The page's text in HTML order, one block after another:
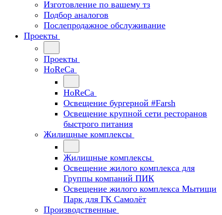
Изготовление по вашему тз
Подбор аналогов
Послепродажное обслуживание
Проекты
Проекты
HoReCa
HoReCa
Освещение бургерной #Farsh
Освещение крупной сети ресторанов
быстрого питания
Жилищные комплексы
Жилищные комплексы
Освещение жилого комплекса для
Группы компаний ПИК
Освещение жилого комплекса Мытищи
Парк для ГК Самолёт
Производственные